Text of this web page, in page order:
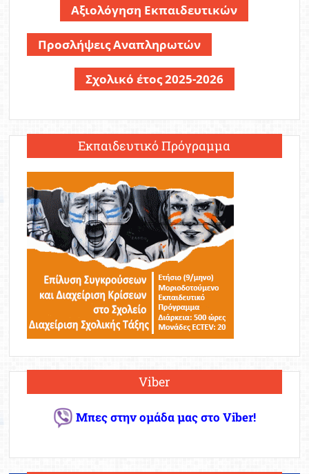
Αξιολόγηση Εκπαιδευτικών
Προσλήψεις Αναπληρωτών
Σχολικό έτος 2025-2026
Εκπαιδευτικό Πρόγραμμα
Viber
Μπες στην ομάδα μας στο Viber!